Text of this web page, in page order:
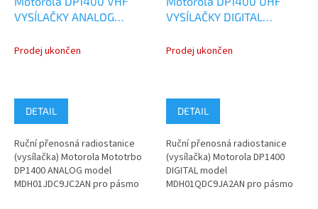
VYSÍLAČKY ANALOG
Prodej ukončen
DETAIL
Ruční přenosná radiostanice
(vysílačka) Motorola Mototrbo
DP1400 ANALOG model
MDH01JDC9JC2AN pro pásmo
VYSÍLAČKY DIGITAL
MDH01QDC9JA2AN
Prodej ukončen
DETAIL
Ruční přenosná radiostanice
(vysílačka) Motorola DP1400
DIGITAL model
MDH01QDC9JA2AN pro pásmo